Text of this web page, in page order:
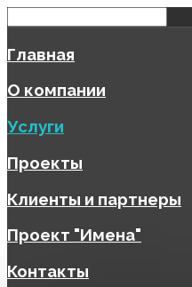
Главная
О компании
Услуги
Проекты
Клиенты и партнеры
Проект "Имена"
Контакты